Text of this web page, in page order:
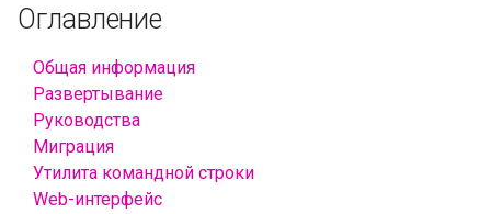
Оглавление
Общая информация
Развертывание
Руководства
Миграция
Утилита командной строки
Web-интерфейс